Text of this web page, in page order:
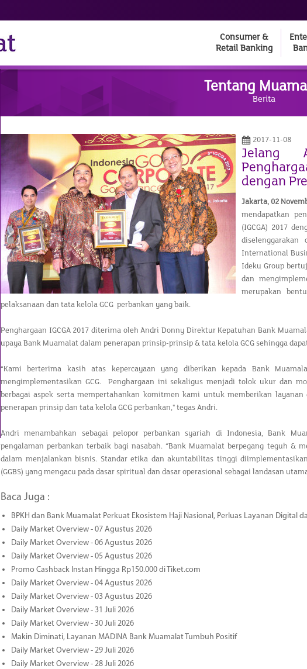
Consumer &
Retail Banking
Tentang
Berita
2017-11-08
Jelang
dengan
Jakarta, 02
mendapatkan
(IGCGA) 2017
diselenggarakan
International
Ideku Group
dan
merupakan
pelaksanaan dan tata kelola GCG perbankan yang baik.
Penghargaan IGCGA 2017 diterima oleh Andri Donny Direktur Kepatuhan Bank
upaya Bank Muamalat dalam penerapan prinsip-prinsip & tata kelola GCG sehingga
“Kami berterima kasih atas kepercayaan yang diberikan kepada Bank
mengimplementasikan GCG. Penghargaan ini sekaligus menjadi tolok ukur dan
berbagai aspek serta mempertahankan komitmen kami untuk memberikan
penerapan prinsip dan tata kelola GCG perbankan," tegas Andri.
Andri menambahkan sebagai pelopor perbankan syariah di Indonesia, Bank
pengalaman perbankan terbaik bagi nasabah. “Bank Muamalat berpegang teguh &
dalam menjalankan bisnis. Standar etika dan akuntabilitas tinggi
(GGBS) yang mengacu pada dasar spiritual dan dasar operasional sebagai landasan
Baca Juga :
BPKH dan Bank Muamalat Perkuat Ekosistem Haji Nasional, Perluas Layanan Digital
Daily Market Overview - 07 Agustus 2026
Daily Market Overview - 06 Agustus 2026
Daily Market Overview - 05 Agustus 2026
Promo Cashback Instan Hingga Rp150.000 di Tiket.com
Daily Market Overview - 04 Agustus 2026
Daily Market Overview - 03 Agustus 2026
Daily Market Overview - 31 Juli 2026
Daily Market Overview - 30 Juli 2026
Makin Diminati, Layanan MADINA Bank Muamalat Tumbuh Positif
Daily Market Overview - 29 Juli 2026
Daily Market Overview - 28 Juli 2026